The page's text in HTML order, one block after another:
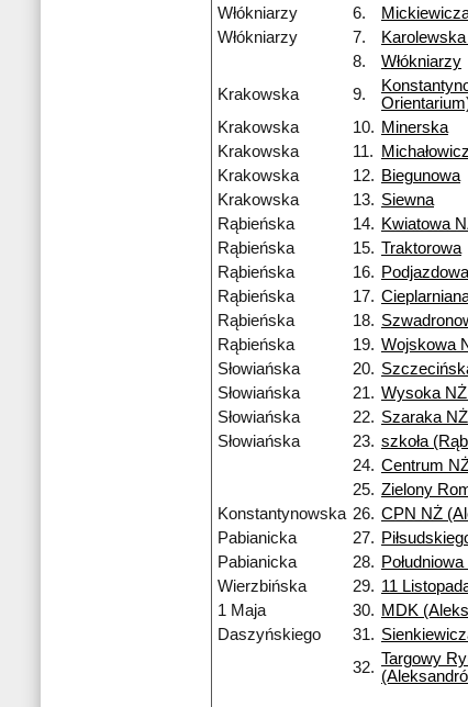
Włókniarzy
6.
Włókniarzy
7.
8.
Włókniarzy
Krakowska
9.
Krakowska 10. Minerska
Krakowska
11.
Krakowska
12. Biegunowa
Krakowska
13. Siewna
Rąbieńska
14. Kwiatowa
Rąbieńska
15. Traktorowa
Rąbieńska
16.
Rąbieńska
17.
Rąbieńska
18.
Rąbieńska
19. Wojskowa
Słowiańska
20.
Słowiańska
21. Wysoka
Słowiańska
22. Szaraka
Słowiańska
23. szkoła
24. Centrum
25. Zielony
Konstantynowska 26. CPN NŻ
Pabianicka
27.
Pabianicka
28.
Wierzbińska
29. 11
1 Maja
30. MDK
Daszyńskiego
31.
32. Targowy